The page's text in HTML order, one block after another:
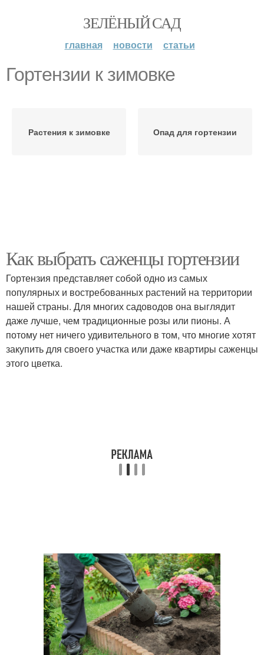
ЗЕЛЁНЫЙ САД
главная новости статьи
Гортензии к зимовке
Растения к зимовке Опад для гортензии
Как выбрать саженцы гортензии
Гортензия представляет собой одно из самых
популярных и востребованных растений на территории
нашей страны. Для многих садоводов она выглядит
даже лучше, чем традиционные розы или пионы. А
потому нет ничего удивительного в том, что многие хотят
закупить для своего участка или даже квартиры саженцы
этого цветка.